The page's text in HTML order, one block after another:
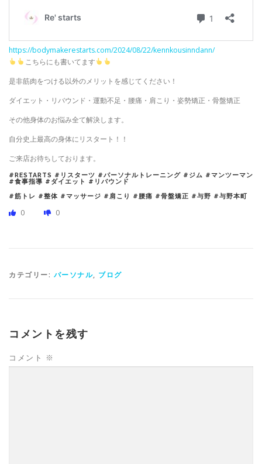
https://bodymakerestarts.com/2024/08/22/kennkousinndann/
こちらにも書いてます
是非筋肉をつける以外のメリットを感じてください！
ダイエット・リバウンド・運動不足・腰痛・肩こり・姿勢矯正・骨盤矯正
その他身体のお悩み全て解決します。
自分史上最高の身体にリスタート！！
ご来店お待ちしております。
#RESTARTS #リスターツ #パーソナルトレーニング #ジム #マンツーマン
#食事指導 #ダイエット #リバウンド
#筋トレ #整体 #マッサージ #肩こり #腰痛 #骨盤矯正 #与野 #与野本町
0 0
カテゴリー: パーソナル, ブログ
コメントを残す
コメント ※